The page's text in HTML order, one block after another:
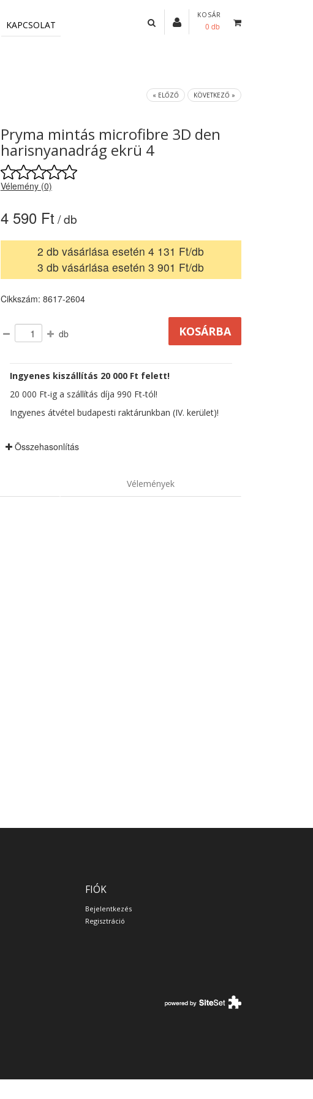
KAPCSOLAT
KOSÁR
0 db
« ELŐZŐ KÖVETKEZŐ »
Pryma mintás microfibre 3D den
harisnyanadrág ekrü 4
Vélemény (0)
4 590 Ft / db
2 db vásárlása esetén 4 131 Ft/db
3 db vásárlása esetén 3 901 Ft/db
Cikkszám: 8617-2604
db
Ingyenes kiszállítás 20 000 Ft felett!
20 000 Ft-ig a szállítás díja 990 Ft-tól!
Ingyenes átvétel budapesti raktárunkban (IV. kerület)!
Összehasonlítás
Vélemények
FIÓK
Bejelentkezés
Regisztráció